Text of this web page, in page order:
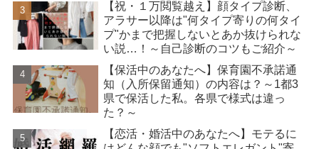
【祝・１万閲覧越え】顔タイプ診断、
アラサー以降は"何タイプ寄りの何タイ
プ"かまで把握しないとあか抜けられな
い説…！～自己診断のコツもご紹介～
【保活中のあなたへ】保育園不承諾通
知（入所保留通知）の内容は？～1都3
県で保活した私。各県で様式は違っ
た？～
【恋活・婚活中のあなたへ】モテるに